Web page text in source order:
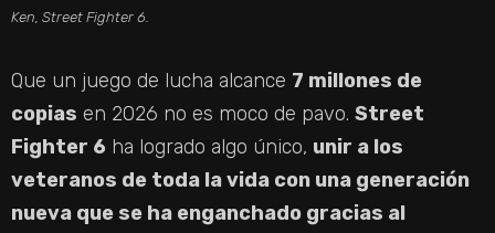
Ken, Street Fighter 6.
Que un juego de lucha alcance 7 millones de
copias en 2026 no es moco de pavo. Street
Fighter 6 ha logrado algo único, unir a los
veteranos de toda la vida con una generación
nueva que se ha enganchado gracias al